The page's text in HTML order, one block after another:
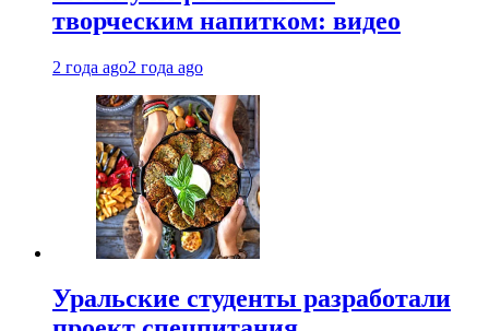
творческим напитком: видео
2 года ago2 года ago
Уральские студенты разработали